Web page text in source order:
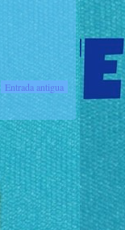
Entrada antigua